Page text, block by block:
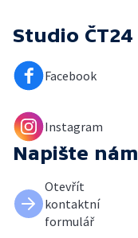
Studio ČT24
Facebook
Instagram
Napište nám
Otevřít
kontaktní
formulář